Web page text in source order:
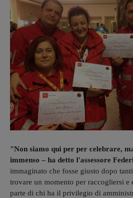
"Non siamo qui per per celebrare,
immenso – ha detto l'assessore
immaginato che fosse giusto dopo
trovare un momento per raccogliersi e
parte di chi ha il privilegio di